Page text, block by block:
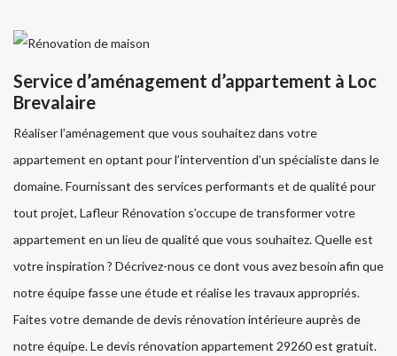
Service d’aménagement d’appartement à Loc
Brevalaire
Réaliser l’aménagement que vous souhaitez dans votre
appartement en optant pour l’intervention d’un spécialiste dans le
domaine. Fournissant des services performants et de qualité pour
tout projet, Lafleur Rénovation s’occupe de transformer votre
appartement en un lieu de qualité que vous souhaitez. Quelle est
votre inspiration ? Décrivez-nous ce dont vous avez besoin afin que
notre équipe fasse une étude et réalise les travaux appropriés.
Faites votre demande de devis rénovation intérieure auprès de
notre équipe. Le devis rénovation appartement 29260 est gratuit.